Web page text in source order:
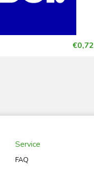
€0,72
Service
FAQ